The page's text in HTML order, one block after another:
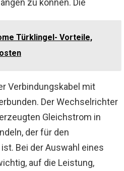
zu können. Die
Türklingel- Vorteile,
Verbindungskabel mit
Der Wechselrichter
Gleichstrom in
der für den
Bei der Auswahl eines
auf die Leistung,